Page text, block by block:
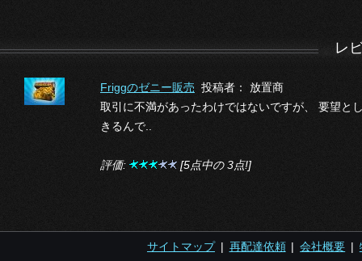
レ
Friggのゼニー販売 投稿者： 放置商
取引に不満があったわけではないですが、 要望と
きるんで..
評価: [5点中の 3点!]
サイトマップ| 再配達依頼|会社概要 |